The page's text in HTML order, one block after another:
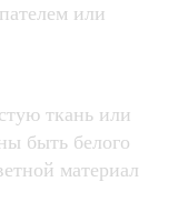
или
ткань или
быть белого
материал